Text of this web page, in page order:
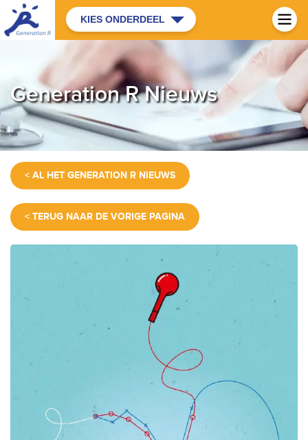
KIES ONDERDEEL
Generation R Nieuws
< AL HET GENERATION R NIEUWS
< TERUG NAAR DE VORIGE PAGINA